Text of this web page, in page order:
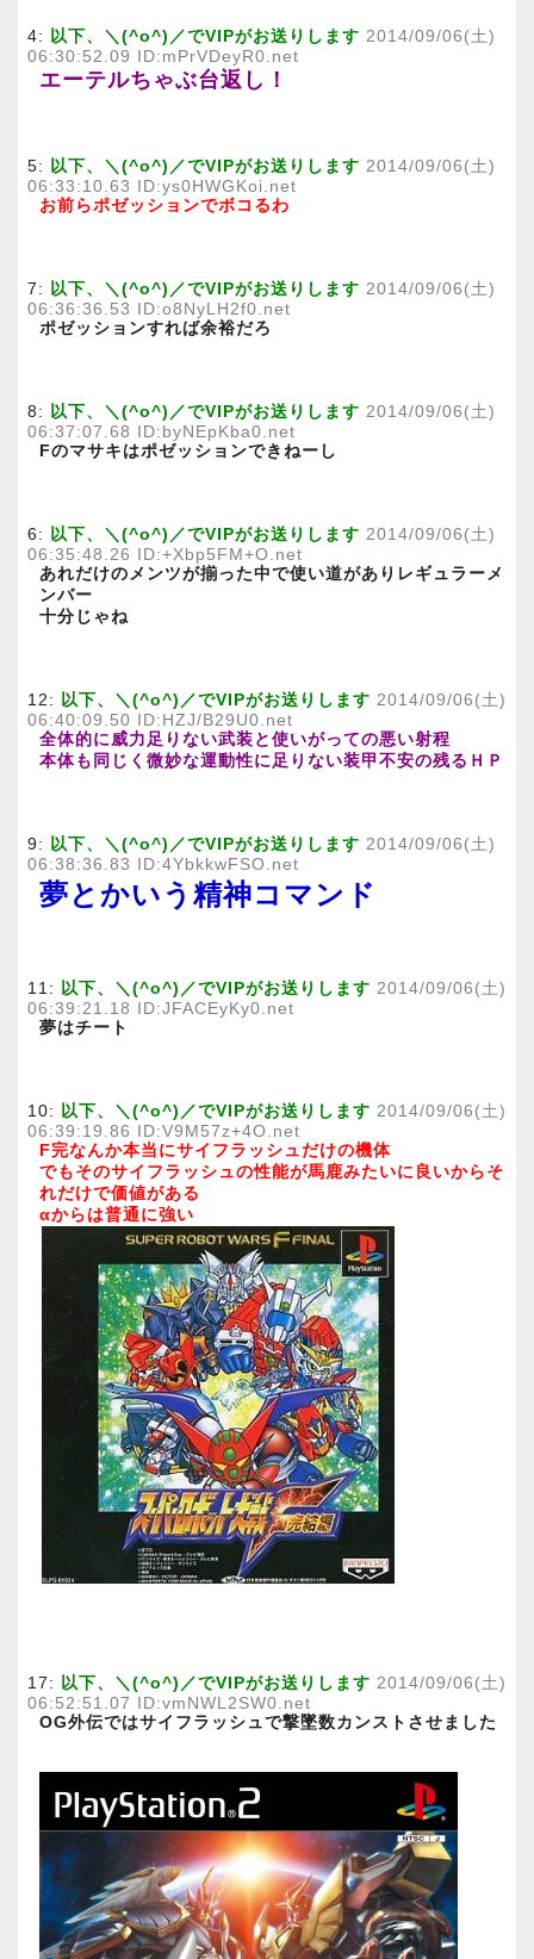
4: 以下、＼(^o^)／でVIPがお送りします 2014/09/06(土)
06:30:52.09 ID:mPrVDeyR0.net
エーテルちゃぶ台返し！
5: 以下、＼(^o^)／でVIPがお送りします 2014/09/06(土)
06:33:10.63 ID:ys0HWGKoi.net
お前らポゼッションでボコるわ
7: 以下、＼(^o^)／でVIPがお送りします 2014/09/06(土)
06:36:36.53 ID:o8NyLH2f0.net
ポゼッションすれば余裕だろ
8: 以下、＼(^o^)／でVIPがお送りします 2014/09/06(土)
06:37:07.68 ID:byNEpKba0.net
Fのマサキはポゼッションできねーし
6: 以下、＼(^o^)／でVIPがお送りします 2014/09/06(土)
06:35:48.26 ID:+Xbp5FM+O.net
あれだけのメンツが揃った中で使い道がありレギュラーメ
ンバー
十分じゃね
12: 以下、＼(^o^)／でVIPがお送りします 2014/09/06(土)
06:40:09.50 ID:HZJ/B29U0.net
全体的に威力足りない武装と使いがっての悪い射程
本体も同じく微妙な運動性に足りない装甲不安の残るＨＰ
9: 以下、＼(^o^)／でVIPがお送りします 2014/09/06(土)
06:38:36.83 ID:4YbkkwFSO.net
夢とかいう精神コマンド
11: 以下、＼(^o^)／でVIPがお送りします 2014/09/06(土)
06:39:21.18 ID:JFACEyKy0.net
夢はチート
10: 以下、＼(^o^)／でVIPがお送りします 2014/09/06(土)
06:39:19.86 ID:V9M57z+4O.net
F完なんか本当にサイフラッシュだけの機体
でもそのサイフラッシュの性能が馬鹿みたいに良いからそ
れだけで価値がある
αからは普通に強い
17: 以下、＼(^o^)／でVIPがお送りします 2014/09/06(土)
06:52:51.07 ID:vmNWL2SW0.net
OG外伝ではサイフラッシュで撃墜数カンストさせました